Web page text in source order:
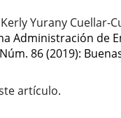
Yurany Cuellar-
Administración de
86 (2019):
artículo.